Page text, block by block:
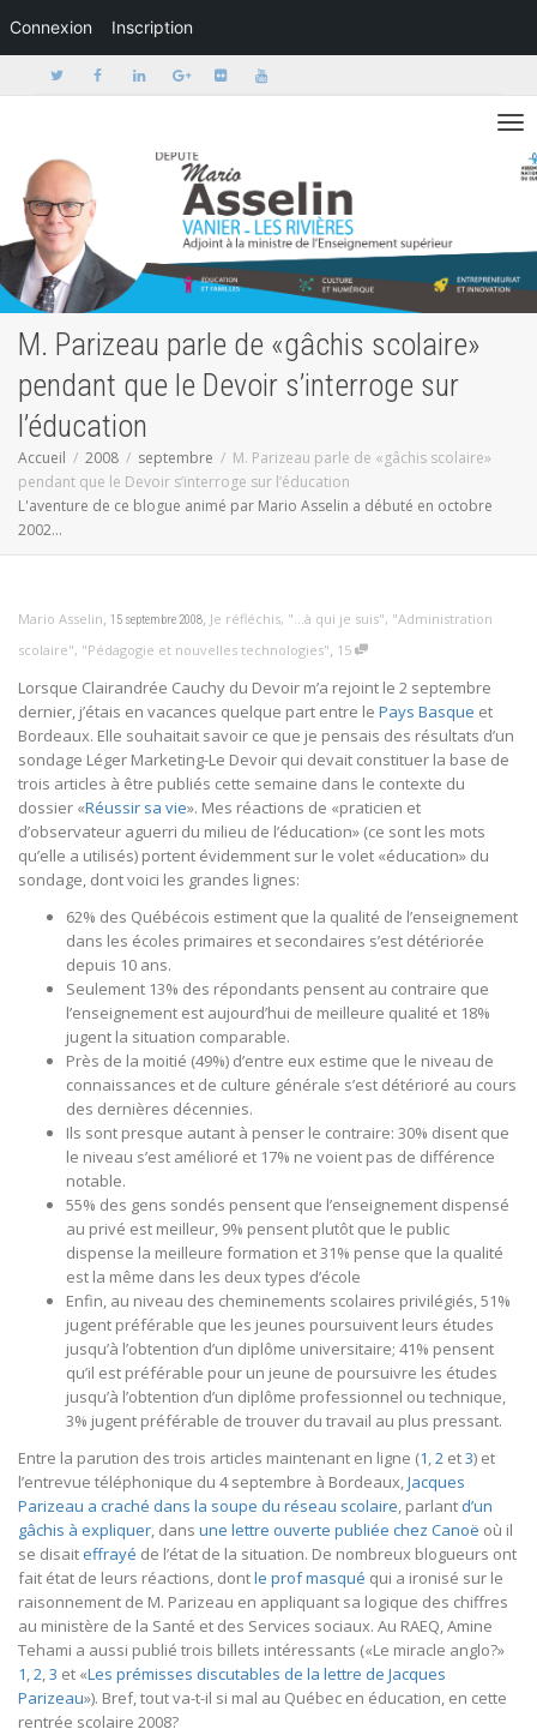
Connexion Inscription
Activer/
M. Parizeau parle de «gâchis scolaire»
pendant que le Devoir s’interroge sur
l’éducation
Accueil 2008 septembre
M. Parizeau parle de «gâchis scolaire»
pendant que le Devoir s’interroge sur l’éducation
L'aventure de ce blogue animé par Mario Asselin a débuté en octobre
2002...
Mario Asselin, 15 septembre 2008, Je réfléchis, "...à qui je suis", "Administration
scolaire", "Pédagogie et nouvelles technologies", 15
Lorsque Clairandrée Cauchy du Devoir m’a rejoint le 2 septembre
dernier, j’étais en vacances quelque part entre le Pays Basque et
Bordeaux. Elle souhaitait savoir ce que je pensais des résultats d’un
sondage Léger Marketing-Le Devoir qui devait constituer la base de
trois articles à être publiés cette semaine dans le contexte du
dossier «Réussir sa vie». Mes réactions de «praticien et
d’observateur aguerri du milieu de l’éducation» (ce sont les mots
qu’elle a utilisés) portent évidemment sur le volet «éducation» du
sondage, dont voici les grandes lignes:
62% des Québécois estiment que la qualité de l’enseignement
dans les écoles primaires et secondaires s’est détériorée
depuis 10 ans.
Seulement 13% des répondants pensent au contraire que
l’enseignement est aujourd’hui de meilleure qualité et 18%
jugent la situation comparable.
Près de la moitié (49%) d’entre eux estime que le niveau de
connaissances et de culture générale s’est détérioré au cours
des dernières décennies.
Ils sont presque autant à penser le contraire: 30% disent que
le niveau s’est amélioré et 17% ne voient pas de différence
notable.
55% des gens sondés pensent que l’enseignement dispensé
au privé est meilleur, 9% pensent plutôt que le public
dispense la meilleure formation et 31% pense que la qualité
est la même dans les deux types d’école
Enfin, au niveau des cheminements scolaires privilégiés, 51%
jugent préférable que les jeunes poursuivent leurs études
jusqu’à l’obtention d’un diplôme universitaire; 41% pensent
qu’il est préférable pour un jeune de poursuivre les études
jusqu’à l’obtention d’un diplôme professionnel ou technique,
3% jugent préférable de trouver du travail au plus pressant.
Entre la parution des trois articles maintenant en ligne (1,2 et3) et
l’entrevue téléphonique du 4 septembre à Bordeaux,Jacques
Parizeau a craché dans la soupe du réseau scolaire, parlant d’un
gâchis à expliquer, dans une lettre ouverte publiée chez Canoë où il
se disait effrayé de l’état de la situation. De nombreux blogueurs ont
fait état de leurs réactions, dontle prof masqué qui a ironisé sur le
raisonnement de M. Parizeau en appliquant sa logique des chiffres
au ministère de la Santé et des Services sociaux. Au RAEQ, Amine
Tehami a aussi publié trois billets intéressants («Le miracle anglo?»
1,2,3 et «Les prémisses discutables de la lettre de Jacques
Parizeau»). Bref, tout va-t-il si mal au Québec en éducation, en cette
rentrée scolaire 2008?